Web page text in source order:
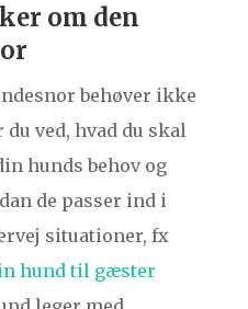
om den
behøver ikke
ved, hvad du skal
hunds behov og
de passer ind i
situationer, fx
hund til gæster